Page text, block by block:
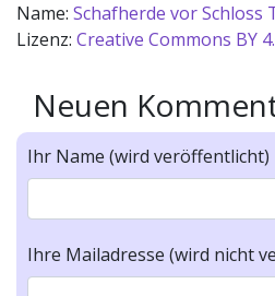
Name: Schafherde vor Schloss
Lizenz: Creative Commons BY
Neuen
Ihr Name (wird veröffentlicht)
Ihre Mailadresse (wird nicht